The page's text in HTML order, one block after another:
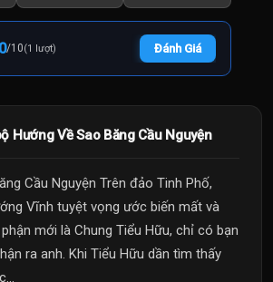
/10(1 lượt) Đánh Giá
Hướng Về Sao Băng Cầu Nguyện
Cầu Nguyện Trên đảo Tinh Phố,
Vĩnh tuyệt vọng ước biến mất và
mới là Chung Tiểu Hữu, chỉ có bạn
ra anh. Khi Tiểu Hữu dần tìm thấy